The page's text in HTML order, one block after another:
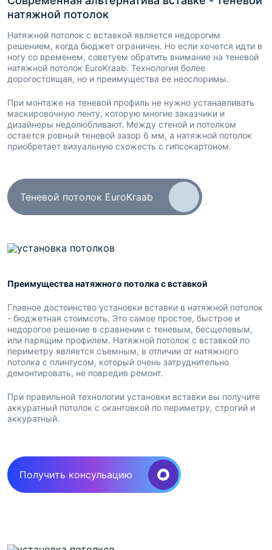
натяжной потолок
Натяжной потолок с вставкой является недорогим
решением, когда бюджет ограничен. Но если хочется идти в
ногу со временем, советуем обратить внимание на теневой
натяжной потолок EuroKraab. Технология более
дорогостоящая, но и преимущества ее неоспоримы.
При монтаже на теневой профиль не нужно устанавливать
маскировочную ленту, которую многие заказчики и
дизайнеры недолюбливают. Между стеной и потолком
остается ровный теневой зазор 6 мм, а натяжной потолок
приобретает визуальную схожесть с гипсокартоном.
Теневой потолок EuroKraab
Преимущества натяжного потолка с вставкой
Главное достоинство установки вставки в натяжной потолок
- бюджетная стоимсоть. Это самое простое, быстрое и
недорогое решение в сравнении с теневым, бесщелевым,
или парящим профилем. Натяжной потолок с вставкой по
периметру является съемным, в отличии от натяжного
потолка с плинтусом, который очень затруднительно
демонтировать, не повредив ремонт.
При правильной технологии установки вставки вы получите
аккуратный потолок с окантовкой по периметру, строгий и
аккуратный.
Получить консульацию